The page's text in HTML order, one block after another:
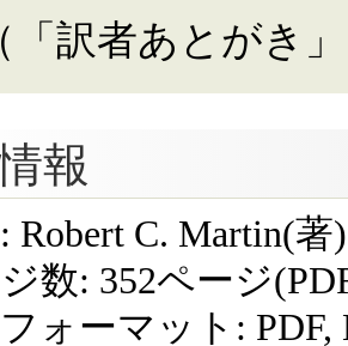
「訳者あとがき
報
Robert C. Martin(
数: 352ページ
ォーマット: PDF,